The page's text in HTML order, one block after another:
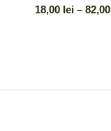
18,00 lei – 82,00